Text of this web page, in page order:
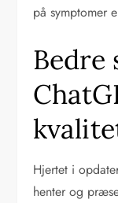
på symptomer
Bedre
Hjertet i
henter og